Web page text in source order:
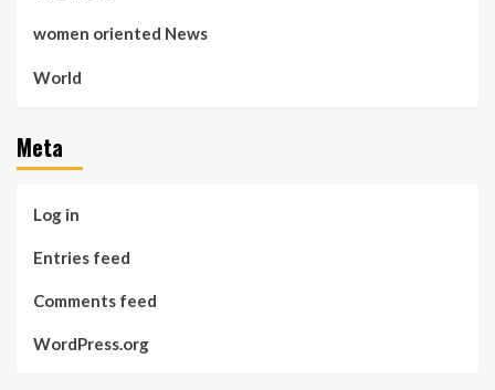
women oriented News
World
Meta
Log in
Entries feed
Comments feed
WordPress.org